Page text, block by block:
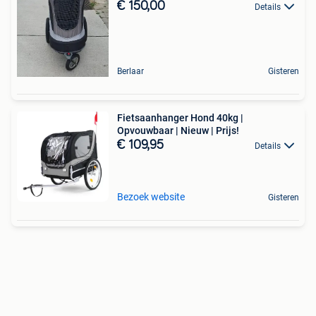
€ 150,00 Details
Berlaar Gisteren
Fietsaanhanger Hond 40kg |
Opvouwbaar | Nieuw | Prijs!
€ 109,95 Details
Bezoek website Gisteren